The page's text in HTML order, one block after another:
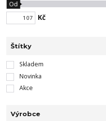
Kč
Od
Štítky
Skladem
Novinka
Akce
Výrobce